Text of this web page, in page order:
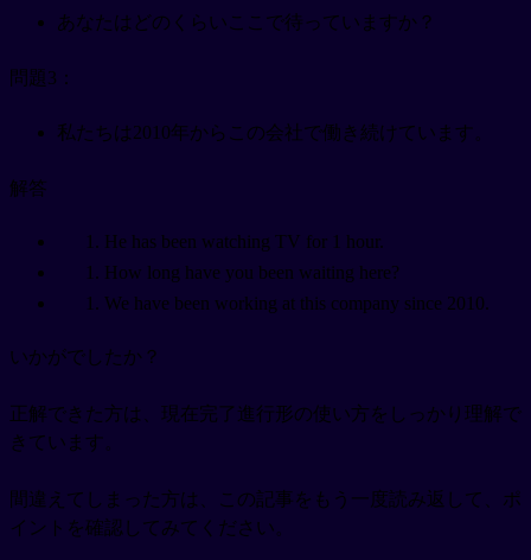
あなたはどのくらいここで待っていますか？
問題3：
私たちは2010年からこの会社で働き続けています。
解答
He has been watching TV for 1 hour.
How long have you been waiting here?
We have been working at this company since 2010.
いかがでしたか？
正解できた方は、現在完了進行形の使い方をしっかり理解で
きています。
間違えてしまった方は、この記事をもう一度読み返して、ポ
イントを確認してみてください。